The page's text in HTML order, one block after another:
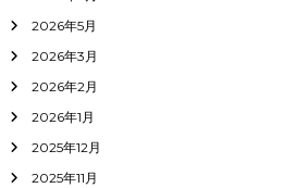
2026年5月
2026年3月
2026年2月
2026年1月
2025年12月
2025年11月